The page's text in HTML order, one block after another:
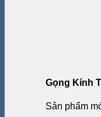
Gọng Kính
Sản phẩm